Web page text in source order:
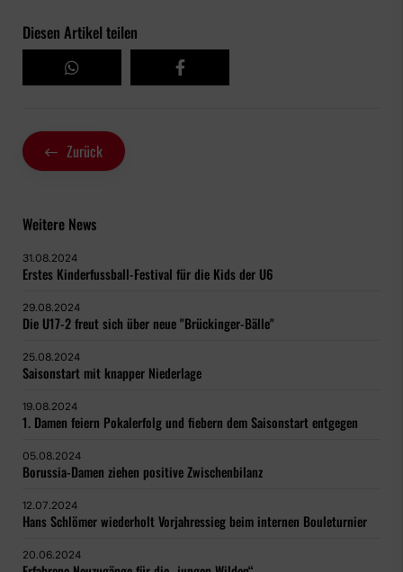
Diesen Artikel teilen
Zurück
Weitere News
31.08.2024
Erstes Kinderfussball-Festival für die Kids der U6
29.08.2024
Die U17-2 freut sich über neue "Brückinger-Bälle"
25.08.2024
Saisonstart mit knapper Niederlage
19.08.2024
1. Damen feiern Pokalerfolg und fiebern dem Saisonstart entgegen
05.08.2024
Borussia-Damen ziehen positive Zwischenbilanz
12.07.2024
Hans Schlömer wiederholt Vorjahressieg beim internen Bouleturnier
20.06.2024